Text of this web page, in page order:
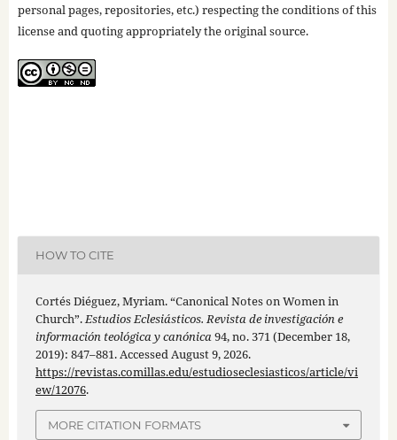
personal pages, repositories, etc.) respecting the conditions of this
license and quoting appropriately the original source.
HOW TO CITE
Cortés Diéguez, Myriam. “Canonical Notes on Women in
Church”.Estudios Eclesiásticos. Revista de investigación e
información teológica y canónica94, no. 371 (December 18,
2019): 847–881. Accessed August 9, 2026.
https://revistas.comillas.edu/estudioseclesiasticos/article/vi
ew/12076.
MORE CITATION FORMATS